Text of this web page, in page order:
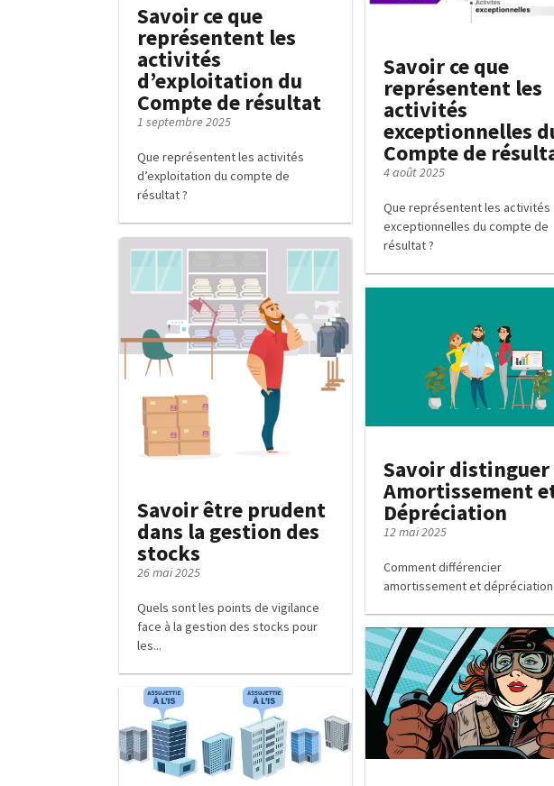
Savoir ce que
représentent les
activités
d’exploitation du
Compte de résultat
1 septembre 2025
Que représentent les activités
d’exploitation du compte de
résultat ?
Savoir ce que
représentent les
activités
exceptionnelles
Compte de
4 août 2025
Que représentent les activités
exceptionnelles du compte de
résultat ?
Savoir être prudent
dans la gestion des
stocks
26 mai 2025
Quels sont les points de vigilance
face à la gestion des stocks pour
les...
Savoir distinguer
Amortissement
Dépréciation
12 mai 2025
Comment différencier
amortissement et dépréciation